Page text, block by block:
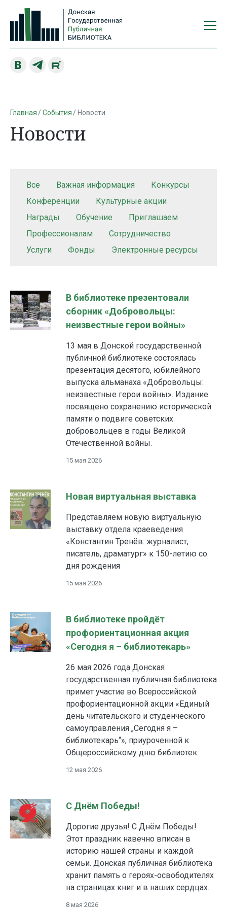
Главная События Новости
Новости
Все Важная информация
Конкурсы
Конференции
Культурные акции
Награды
Обучение
Приглашаем
Профессионалам
Сотрудничество
Услуги
Фонды Электронные ресурсы
В библиотеке презентовали
сборник «Добровольцы:
неизвестные герои войны»
13 мая в Донской государственной
публичной библиотеке состоялась
презентация десятого, юбилейного
выпуска альманаха «Добровольцы:
неизвестные герои войны». Издание
посвящено сохранению исторической
памяти о подвиге советских
добровольцев в годы Великой
Отечественной войны.
15 мая 2026
Новая виртуальная выставка
Представляем новую виртуальную
выставку отдела краеведения
«Константин Тренёв: журналист,
писатель, драматург» к 150-летию со
дня рождения
15 мая 2026
В библиотеке пройдёт
профориентационная акция
«Сегодня я – библиотекарь»
26 мая 2026 года Донская
государственная публичная библиотека
примет участие во Всероссийской
профориентационной акции «Единый
день читательского и студенческого
самоуправления „Сегодня я –
библиотекарь“», приуроченной к
Общероссийскому дню библиотек.
12 мая 2026
С Днём Победы!
Дорогие друзья! С Днём Победы!
Этот праздник навечно вписан в
историю нашей страны и каждой
семьи. Донская публичная библиотека
хранит память о героях-освободителях
на страницах книг и в наших сердцах.
8 мая 2026